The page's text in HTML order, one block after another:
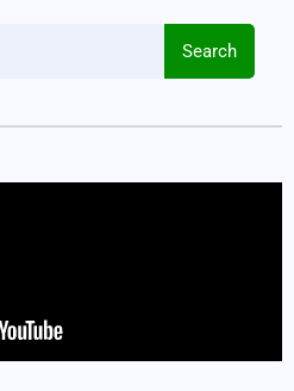
Search